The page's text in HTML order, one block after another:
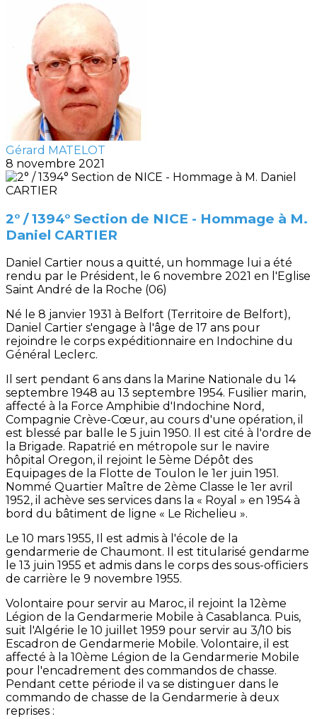
Gérard MATELOT
8 novembre 2021
2° / 1394° Section de NICE - Hommage à M.
Daniel CARTIER
Daniel Cartier nous a quitté, un hommage lui a été
rendu par le Président, le 6 novembre 2021 en l'Eglise
Saint André de la Roche (06)
Né le 8 janvier 1931 à Belfort (Territoire de Belfort),
Daniel Cartier s'engage à l'âge de 17 ans pour
rejoindre le corps expéditionnaire en Indochine du
Général Leclerc.
Il sert pendant 6 ans dans la Marine Nationale du 14
septembre 1948 au 13 septembre 1954. Fusilier marin,
affecté à la Force Amphibie d'Indochine Nord,
Compagnie Crève-Cœur, au cours d'une opération, il
est blessé par balle le 5 juin 1950. Il est cité à l'ordre de
la Brigade. Rapatrié en métropole sur le navire
hôpital Oregon, il rejoint le 5ème Dépôt des
Equipages de la Flotte de Toulon le 1er juin 1951.
Nommé Quartier Maître de 2ème Classe le 1er avril
1952, il achève ses services dans la « Royal » en 1954 à
bord du bâtiment de ligne « Le Richelieu ».
Le 10 mars 1955, Il est admis à l'école de la
gendarmerie de Chaumont. Il est titularisé gendarme
le 13 juin 1955 et admis dans le corps des sous-officiers
de carrière le 9 novembre 1955.
Volontaire pour servir au Maroc, il rejoint la 12ème
Légion de la Gendarmerie Mobile à Casablanca. Puis,
suit l'Algérie le 10 juillet 1959 pour servir au 3/10 bis
Escadron de Gendarmerie Mobile. Volontaire, il est
affecté à la 10ème Légion de la Gendarmerie Mobile
pour l'encadrement des commandos de chasse.
Pendant cette période il va se distinguer dans le
commando de chasse de la Gendarmerie à deux
reprises :